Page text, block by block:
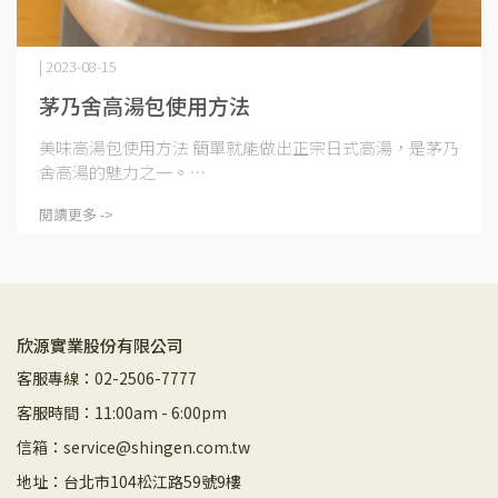
茅乃舍高湯包使用方法
| 2023-08-15
美味高湯包使用方法 簡單就能做出正宗日式高湯，是茅乃
舍高湯的魅力之一。⋯
閱讀更多 ->
欣源實業股份有限公司
客服專線：02-2506-7777
客服時間：11:00am - 6:00pm
信箱：service@shingen.com.tw
地址：台北市104松江路59號9樓